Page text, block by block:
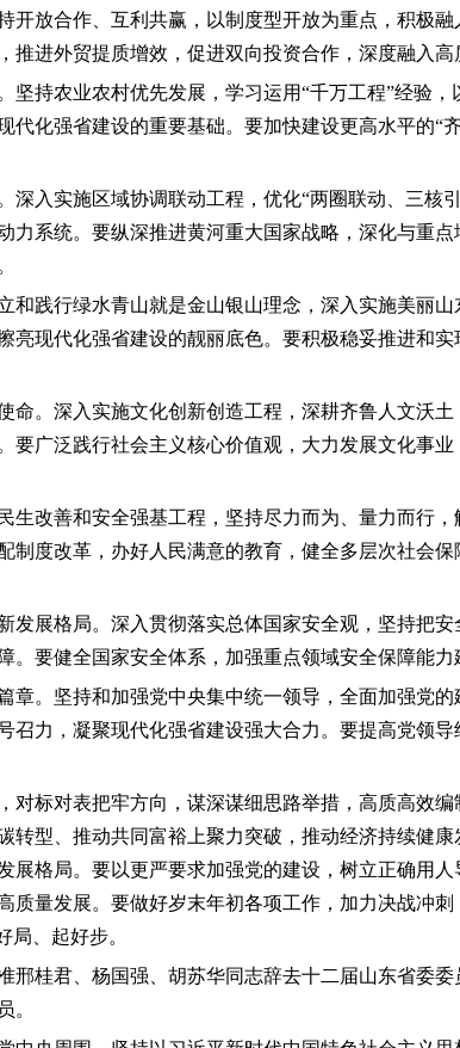
放合作、互利共赢，以制度型开放为重点，积极
进外贸提质增效，促进双向投资合作，深度融入高
持农业农村优先发展，学习运用“千万工程”经验
化强省建设的重要基础。要加快建设更高水平的“
入实施区域协调联动工程，优化“两圈联动、三核
系统。要纵深推进黄河重大国家战略，深化与重
践行绿水青山就是金山银山理念，深入实施美丽
现代化强省建设的靓丽底色。要积极稳妥推进和
。深入实施文化创新创造工程，深耕齐鲁人文沃
广泛践行社会主义核心价值观，大力发展文化事
改善和安全强基工程，坚持尽力而为、量力而行
度改革，办好人民满意的教育，健全多层次社会
展格局。深入贯彻落实总体国家安全观，坚持把
要健全国家安全体系，加强重点领域安全保障能
。坚持和加强党中央集中统一领导，全面加强党
力，凝聚现代化强省建设强大合力。要提高党领
标对表把牢方向，谋深谋细思路举措，高质高效
型、推动共同富裕上聚力突破，推动经济持续健
格局。要以更严要求加强党的建设，树立正确用
量发展。要做好岁末年初各项工作，加力决战冲
局、起好步。
桂君、杨国强、胡苏华同志辞去十二届山东省委
。